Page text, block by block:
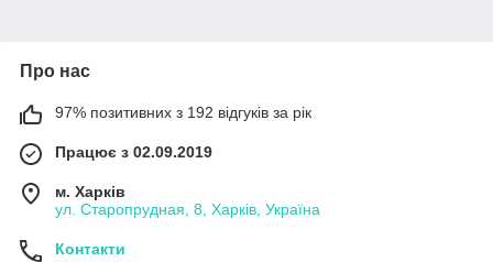
Про нас
97% позитивних з 192 відгуків за рік
Працює з 02.09.2019
м. Харків
ул. Старопрудная, 8, Харків, Україна
Контакти